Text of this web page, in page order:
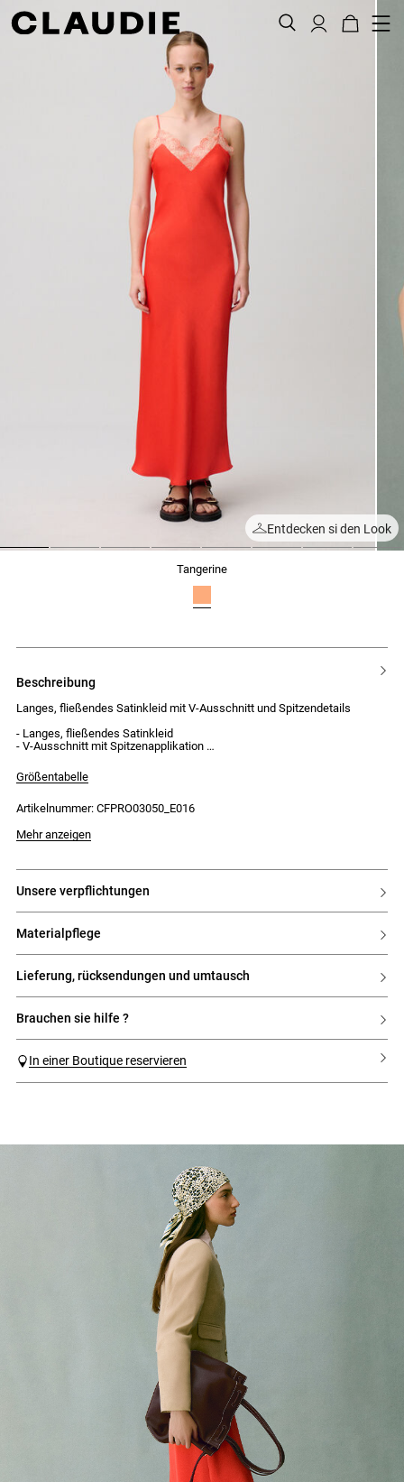
Entdecken si den Look
tangerine
beschreibung
Langes, fließendes Satinkleid mit V-Ausschnitt und Spitzendetails
- Langes, fließendes Satinkleid
- V-Ausschnitt mit Spitzenapplikation
- Rückenfrei mit großem Spitzeneinsatz
- Gerafftes Band von Träger zu Träger
Größentabelle
Artikelnummer: CFPRO03050_E016
Mehr anzeigen
unsere verpflichtungen
materialpflege
lieferung, rücksendungen und umtausch
brauchen sie hilfe ?
In einer Boutique reservieren